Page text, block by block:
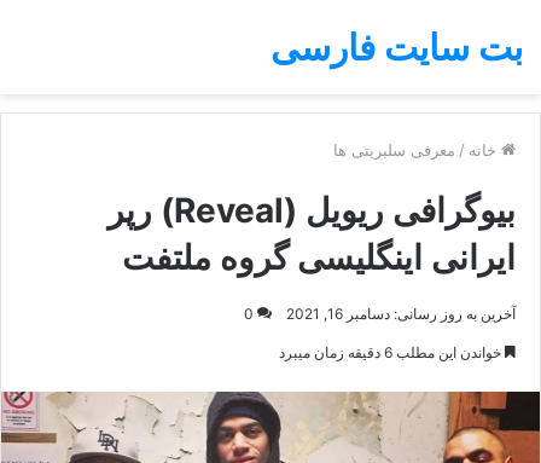
بت سایت فارسی
خانه / معرفی سلبریتی ها
بیوگرافی ریویل (Reveal) رپر
ایرانی اینگلیسی گروه ملتفت
آخرین به روز رسانی: دسامبر 16, 2021 0
خواندن این مطلب 6 دقیقه زمان میبرد